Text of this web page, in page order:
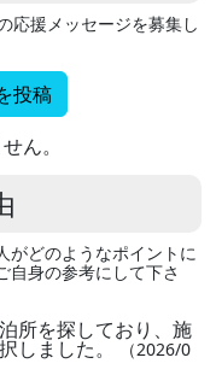
応援メッセージを募集し
投稿
ん。
がどのようなポイントに
自身の参考にして下さ
所を探しており、施
しました。 （2026/0